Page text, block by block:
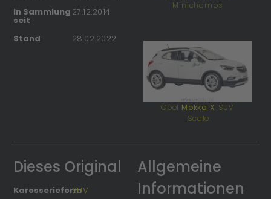
In Sammlung
seit
27.12.2014
Stand 28.02.2022
Minichamps
Opel Mokka X, SUV
iScale
Dieses Original
Karosserieform
SUV
Allgemeine
Informationen